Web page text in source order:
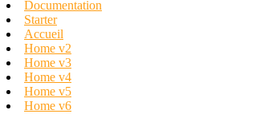
Documentation
Starter
Accueil
Home v2
Home v3
Home v4
Home v5
Home v6